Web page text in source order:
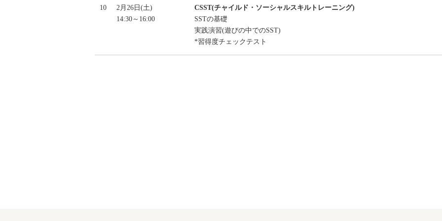
10
2月26日(土)
14:30～16:00
CSST(チャイルド・ソーシャルスキルトレーニング)
SSTの基礎
実践演習(遊びの中でのSST)
*習得度チェックテスト